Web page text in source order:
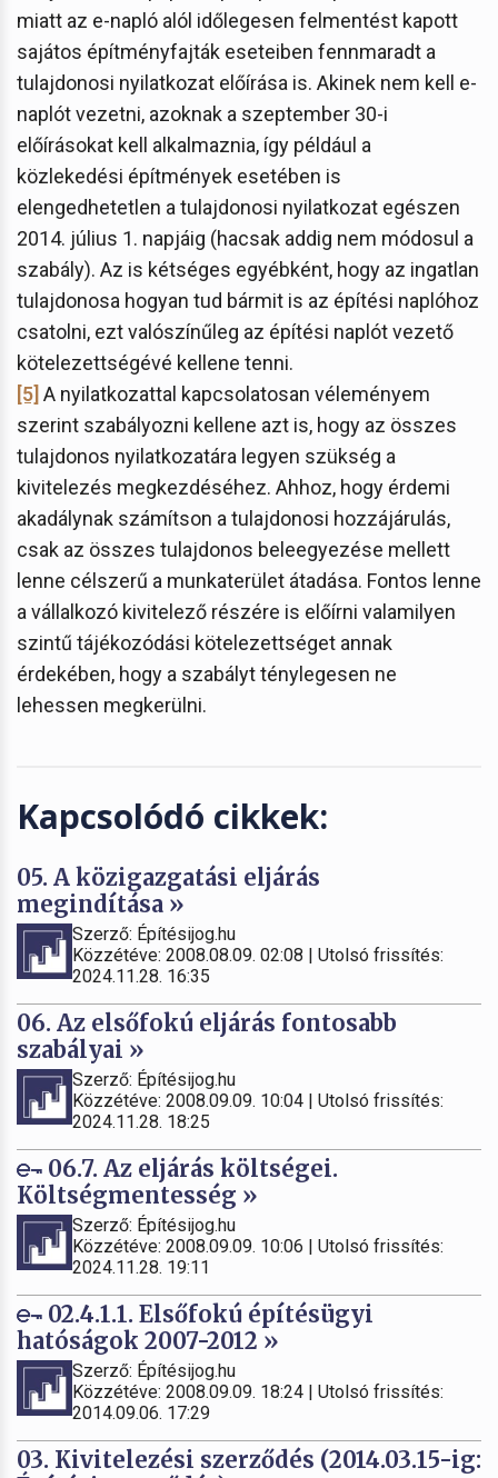
miatt az e-napló alól időlegesen felmentést kapott
sajátos építményfajták eseteiben fennmaradt a
tulajdonosi nyilatkozat előírása is. Akinek nem kell e-
naplót vezetni, azoknak a szeptember 30-i
előírásokat kell alkalmaznia, így például a
közlekedési építmények esetében is
elengedhetetlen a tulajdonosi nyilatkozat egészen
2014. július 1. napjáig (hacsak addig nem módosul a
szabály). Az is kétséges egyébként, hogy az ingatlan
tulajdonosa hogyan tud bármit is az építési naplóhoz
csatolni, ezt valószínűleg az építési naplót vezető
kötelezettségévé kellene tenni.
[5] A nyilatkozattal kapcsolatosan véleményem
szerint szabályozni kellene azt is, hogy az összes
tulajdonos nyilatkozatára legyen szükség a
kivitelezés megkezdéséhez. Ahhoz, hogy érdemi
akadálynak számítson a tulajdonosi hozzájárulás,
csak az összes tulajdonos beleegyezése mellett
lenne célszerű a munkaterület átadása. Fontos lenne
a vállalkozó kivitelező részére is előírni valamilyen
szintű tájékozódási kötelezettséget annak
érdekében, hogy a szabályt ténylegesen ne
lehessen megkerülni.
Kapcsolódó cikkek:
05. A közigazgatási eljárás
megindítása »
Szerző: Építésijog.hu
Közzétéve: 2008.08.09. 02:08 | Utolsó frissítés:
2024.11.28. 16:35
06. Az elsőfokú eljárás fontosabb
szabályai »
Szerző: Építésijog.hu
Közzétéve: 2008.09.09. 10:04 | Utolsó frissítés:
2024.11.28. 18:25
06.7. Az eljárás költségei.
Költségmentesség »
Szerző: Építésijog.hu
Közzétéve: 2008.09.09. 10:06 | Utolsó frissítés:
2024.11.28. 19:11
02.4.1.1. Elsőfokú építésügyi
hatóságok 2007-2012 »
Szerző: Építésijog.hu
Közzétéve: 2008.09.09. 18:24 | Utolsó frissítés:
2014.09.06. 17:29
03. Kivitelezési szerződés (2014.03.15-ig: